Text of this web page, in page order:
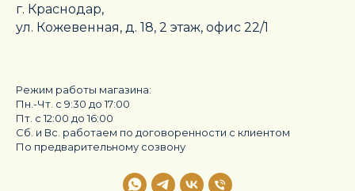
г. Краснодар,
ул. Кожевенная, д. 18, 2 этаж, офис 22/1
Режим работы магазина:
Пн.-Чт. с 9:30 до 17:00
Пт. с 12:00 до 16:00
Сб. и Вс. работаем по договоренности с клиентом
По предварительному созвону